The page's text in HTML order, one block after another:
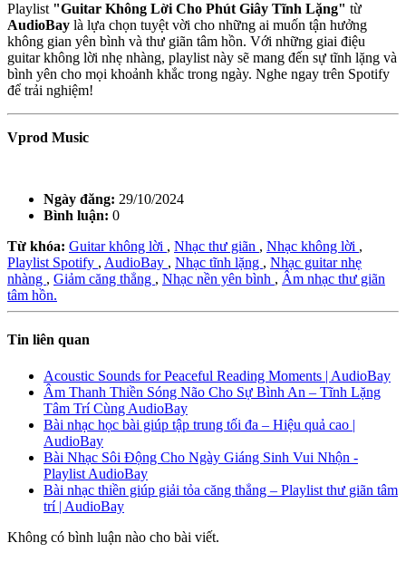
Playlist "Guitar Không Lời Cho Phút Giây Tĩnh Lặng" từ
AudioBay là lựa chọn tuyệt vời cho những ai muốn tận hưởng
không gian yên bình và thư giãn tâm hồn. Với những giai điệu
guitar không lời nhẹ nhàng, playlist này sẽ mang đến sự tĩnh lặng và
bình yên cho mọi khoảnh khắc trong ngày. Nghe ngay trên Spotify
để trải nghiệm!
Vprod Music
Ngày đăng: 29/10/2024
Bình luận: 0
Từ khóa: Guitar không lời , Nhạc thư giãn , Nhạc không lời ,
Playlist Spotify , AudioBay , Nhạc tĩnh lặng , Nhạc guitar nhẹ
nhàng , Giảm căng thẳng , Nhạc nền yên bình , Âm nhạc thư giãn
tâm hồn.
Tin liên quan
Acoustic Sounds for Peaceful Reading Moments | AudioBay
Âm Thanh Thiền Sóng Não Cho Sự Bình An – Tĩnh Lặng
Tâm Trí Cùng AudioBay
Bài nhạc học bài giúp tập trung tối đa – Hiệu quả cao |
AudioBay
Bài Nhạc Sôi Động Cho Ngày Giáng Sinh Vui Nhộn -
Playlist AudioBay
Bài nhạc thiền giúp giải tỏa căng thẳng – Playlist thư giãn tâm
trí | AudioBay
Không có bình luận nào cho bài viết.